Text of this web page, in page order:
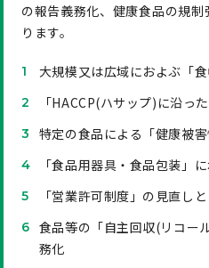
の報告義務化、健康食品の規
ります。
大規模又は広域におよぶ「
「HACCP(ハサップ)に沿っ
特定の食品による「健康被
「食品用器具・食品包装」
「営業許可制度」の見直し
食品等の「自主回収(リコー
務化